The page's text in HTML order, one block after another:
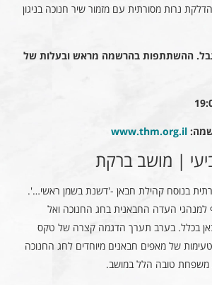
נרות מסורתית עם מזמור שיר חנוכה בניגון
ההשתתפות בהרשמה מראש ובעלות של
www.thm.org.il
| מושב ברקת
בנוסח קהילת חבאן -'דשנת בשמן ראשי…'.
למנהגי העדה החבאנית בחג החנוכה ואל
בכלל. בערב תערך הדגמה קצרה של טקס
של מאפים חבאנים מיוחדים לחג החנוכה
משפחת טובה הלל במושב.